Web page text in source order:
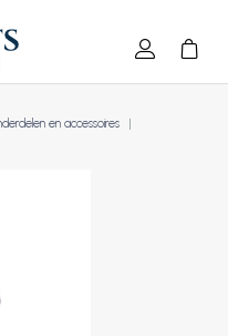
en accessoires